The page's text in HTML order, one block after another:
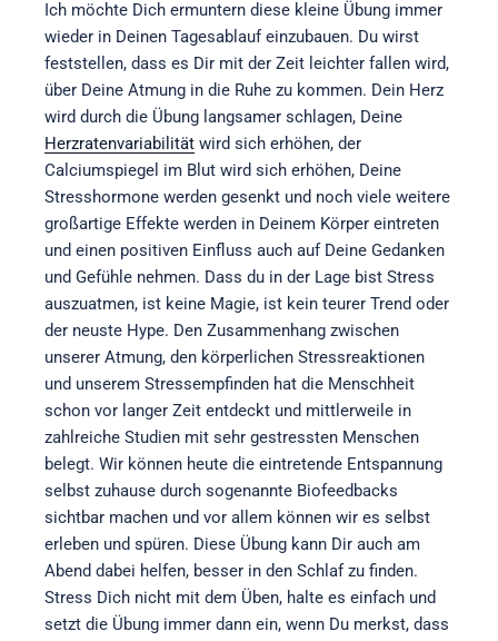
Ich möchte Dich ermuntern diese kleine Übung immer
wieder in Deinen Tagesablauf einzubauen. Du wirst
feststellen, dass es Dir mit der Zeit leichter fallen wird,
über Deine Atmung in die Ruhe zu kommen. Dein Herz
wird durch die Übung langsamer schlagen, Deine
Herzratenvariabilität wird sich erhöhen, der
Calciumspiegel im Blut wird sich erhöhen, Deine
Stresshormone werden gesenkt und noch viele weitere
großartige Effekte werden in Deinem Körper eintreten
und einen positiven Einfluss auch auf Deine Gedanken
und Gefühle nehmen. Dass du in der Lage bist Stress
auszuatmen, ist keine Magie, ist kein teurer Trend oder
der neuste Hype. Den Zusammenhang zwischen
unserer Atmung, den körperlichen Stressreaktionen
und unserem Stressempfinden hat die Menschheit
schon vor langer Zeit entdeckt und mittlerweile in
zahlreiche Studien mit sehr gestressten Menschen
belegt. Wir können heute die eintretende Entspannung
selbst zuhause durch sogenannte Biofeedbacks
sichtbar machen und vor allem können wir es selbst
erleben und spüren. Diese Übung kann Dir auch am
Abend dabei helfen, besser in den Schlaf zu finden.
Stress Dich nicht mit dem Üben, halte es einfach und
setzt die Übung immer dann ein, wenn Du merkst, dass